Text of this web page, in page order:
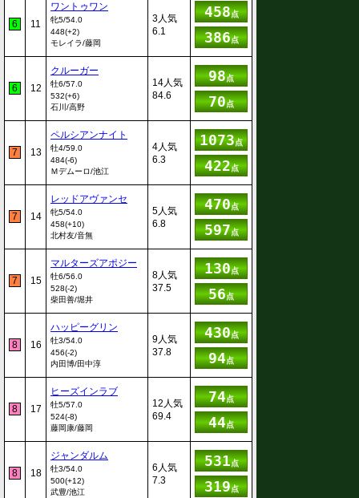
6 11
ワントゥワン
牝5/54.0
448(+2)
モレイラ/藤岡
3人気
6.1
458点
386点
6 12
クルーガー
牡6/57.0
532(+6)
石川/高野
14人気
84.6
98点
70点
7 13
ペルシアンナイト
牡4/59.0
484(-6)
Ｍデムーロ/池江
4人気
6.3
1073点
422点
7 14
レッドアヴァンセ
牝5/54.0
458(+10)
北村友/音無
5人気
6.8
470点
597点
7 15
マルターズアポジー
牡6/56.0
528(-2)
柴田善/堀井
8人気
37.5
130点
56点
8 16
ハッピーグリン
牡3/54.0
456(-2)
内田博/田中淳
9人気
37.8
430点
94点
8 17
ヒーズインラブ
牡5/57.0
524(-8)
藤岡康/藤岡
12人気
69.4
74点
44点
8 18
ジャンダルム
牡3/54.0
500(+12)
武豊/池江
6人気
7.3
531点
319点